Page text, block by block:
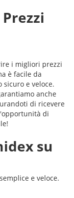
i migliori prezzi
è facile da
e veloce.
anche
di ricevere
di
su
e veloce.